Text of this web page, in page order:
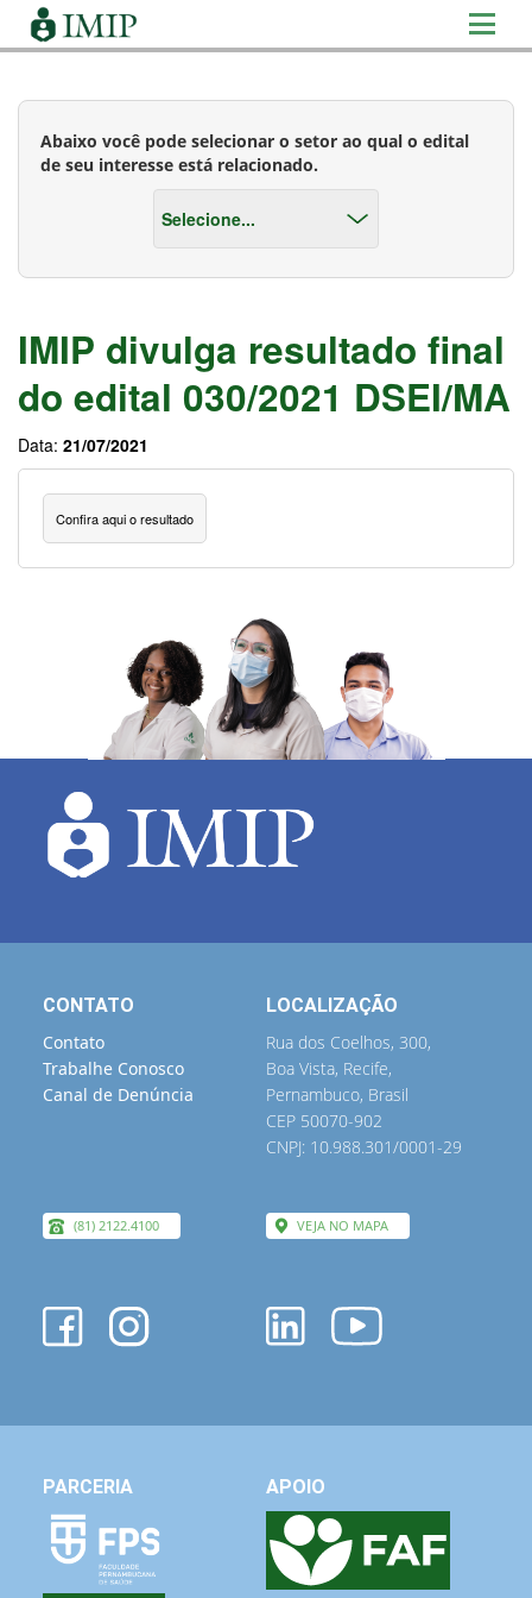
Abaixo você pode selecionar o setor ao qual o edital
de seu interesse está relacionado.
IMIP divulga resultado final
do edital 030/2021 DSEI/MA
Data: 21/07/2021
Confira aqui o resultado
CONTATO
Contato
Trabalhe Conosco
Canal de Denúncia
(81) 2122.4100
LOCALIZAÇÃO
Rua dos Coelhos, 300,
Boa Vista, Recife,
Pernambuco, Brasil
CEP 50070-902
CNPJ: 10.988.301/0001-29
VEJA NO MAPA
PARCERIA APOIO